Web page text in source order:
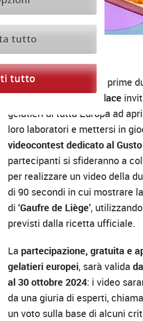
Il videocontest
Dopo il successo delle prime
Artglace
gelatieri di tutta Europa ad
loro laboratori e mettersi in
videocontest dedicato al Gusto
partecipanti si sfideranno a
per realizzare un video della
di 90 secondi in cui mostrare
di ‘Gaufre de Liège’,
previsti dalla ricetta ufficiale.
La partecipazione, gratuita e
gelatieri europei, sarà valida
al 30 ottobre 2024: i video
da una giuria di esperti,
un voto sulla base di alcuni
tutto
tutto